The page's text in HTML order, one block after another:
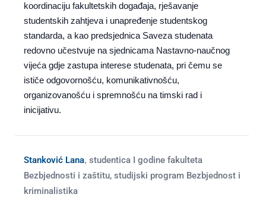
koordinaciju fakultetskih događaja, rješavanje
studentskih zahtjeva i unapređenje studentskog
standarda, a kao predsjednica Saveza studenata
redovno učestvuje na sjednicama Nastavno-naučnog
vijeća gdje zastupa interese studenata, pri čemu se
ističe odgovornošću, komunikativnošću,
organizovanošću i spremnošću na timski rad i
inicijativu.
Stanković Lana, studentica I godine fakulteta
Bezbjednosti i zaštitu, studijski program Bezbjednost i
kriminalistika